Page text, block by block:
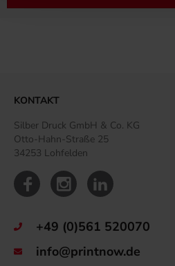
KONTAKT
Silber Druck GmbH & Co. KG
Otto-Hahn-Straße 25
34253 Lohfelden
+49 (0)561 520070
info@printnow.de